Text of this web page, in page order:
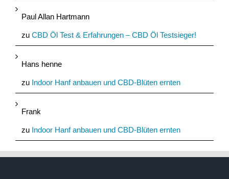
Paul Allan Hartmann
zu CBD Öl Test & Erfahrungen – CBD Öl Testsieger!
Hans henne
zu Indoor Hanf anbauen und CBD-Blüten ernten
Frank
zu Indoor Hanf anbauen und CBD-Blüten ernten